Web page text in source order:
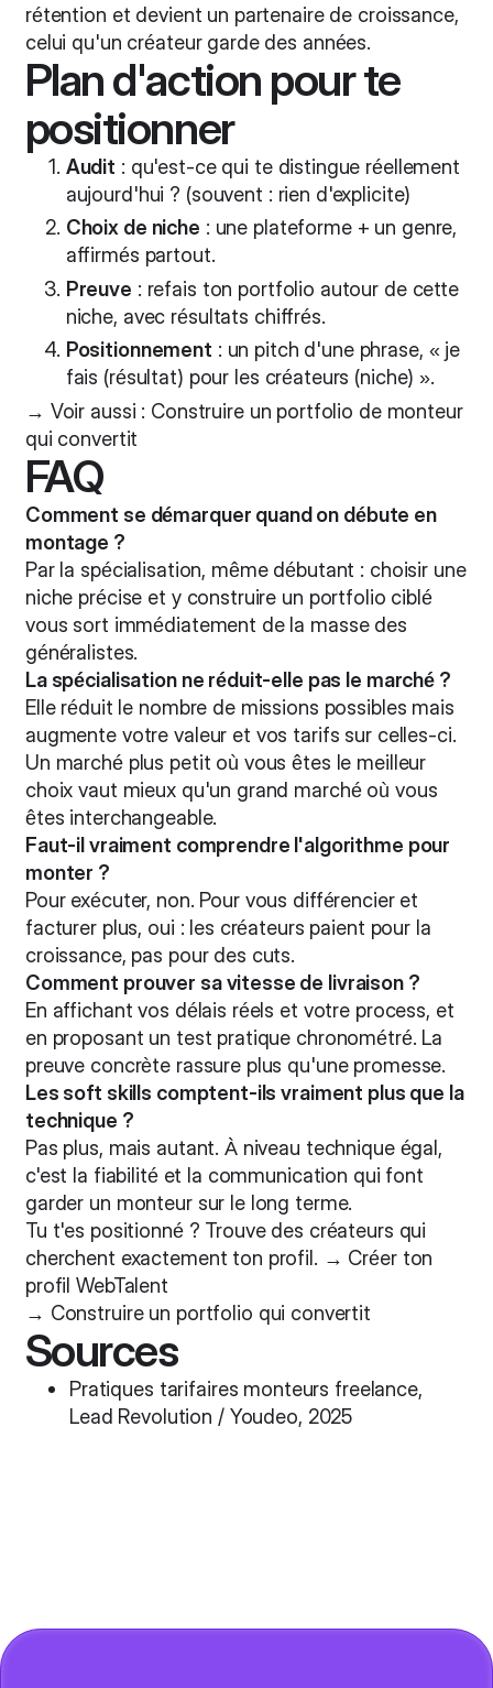
rétention et devient un partenaire de croissance,
celui qu'un créateur garde des années.
Plan d'action pour te
positionner
Audit : qu'est-ce qui te distingue réellement
aujourd'hui ? (souvent : rien d'explicite)
Choix de niche : une plateforme + un genre,
affirmés partout.
Preuve : refais ton portfolio autour de cette
niche, avec résultats chiffrés.
Positionnement : un pitch d'une phrase, « je
fais (résultat) pour les créateurs (niche) ».
→ Voir aussi : Construire un portfolio de monteur
qui convertit
FAQ
Comment se démarquer quand on débute en
montage ?
Par la spécialisation, même débutant : choisir une
niche précise et y construire un portfolio ciblé
vous sort immédiatement de la masse des
généralistes.
La spécialisation ne réduit-elle pas le marché ?
Elle réduit le nombre de missions possibles mais
augmente votre valeur et vos tarifs sur celles-ci.
Un marché plus petit où vous êtes le meilleur
choix vaut mieux qu'un grand marché où vous
êtes interchangeable.
Faut-il vraiment comprendre l'algorithme pour
monter ?
Pour exécuter, non. Pour vous différencier et
facturer plus, oui : les créateurs paient pour la
croissance, pas pour des cuts.
Comment prouver sa vitesse de livraison ?
En affichant vos délais réels et votre process, et
en proposant un test pratique chronométré. La
preuve concrète rassure plus qu'une promesse.
Les soft skills comptent-ils vraiment plus que la
technique ?
Pas plus, mais autant. À niveau technique égal,
c'est la fiabilité et la communication qui font
garder un monteur sur le long terme.
Tu t'es positionné ? Trouve des créateurs qui
cherchent exactement ton profil. → Créer ton
profil WebTalent
→ Construire un portfolio qui convertit
Sources
Pratiques tarifaires monteurs freelance,
Lead Revolution / Youdeo, 2025